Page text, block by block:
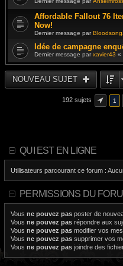
Affordable Fallout 76
Now!
Dernier message par
Idée de campagne
Dernier message parxavier43 «
NOUVEAU SUJET
192 sujets 1
QUI EST EN LIGNE
Utilisateurs parcourant ce forum :
PERMISSIONS DU
Vous ne pouvez pas poster de
Vous ne pouvez pas répondre aux
Vous ne pouvez pas modifier vos
Vous ne pouvez pas supprimer vos
Vous ne pouvez pas joindre des